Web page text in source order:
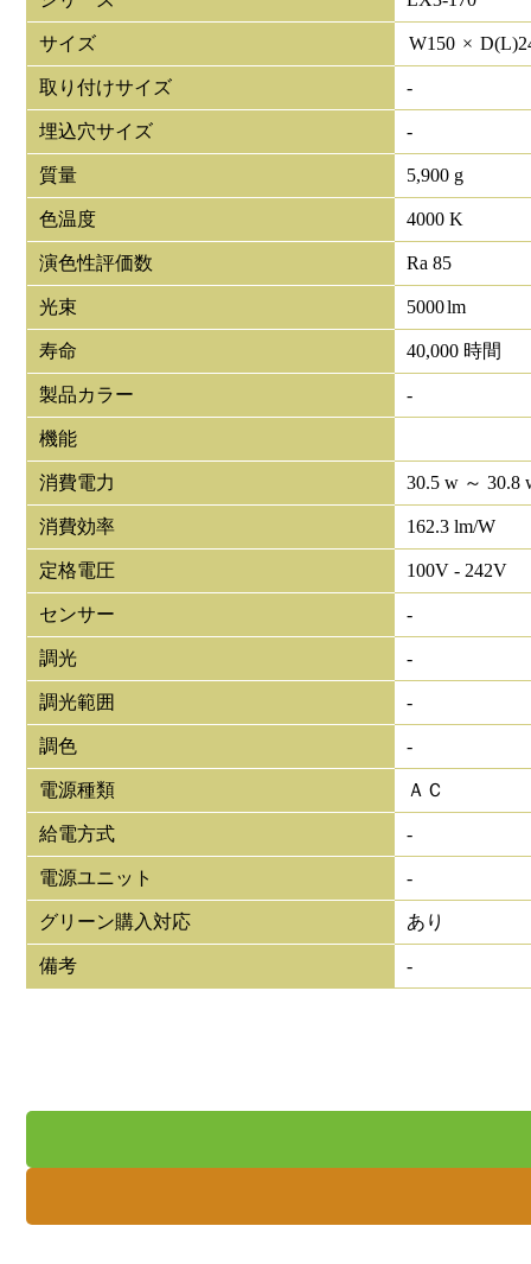
サイズ W150 × D(L)
取り付けサイズ -
埋込穴サイズ -
質量 5,900 g
色温度 4000 K
演色性評価数 Ra 85
光束 5000lm
寿命 40,000 時間
製品カラー -
機能
消費電力 30.5 w ～ 30.8
消費効率 162.3 lm/W
定格電圧 100V - 242V
センサー -
調光 -
調光範囲 -
調色 -
電源種類 ＡＣ
給電方式 -
電源ユニット -
グリーン購入対応 あり
備考 -